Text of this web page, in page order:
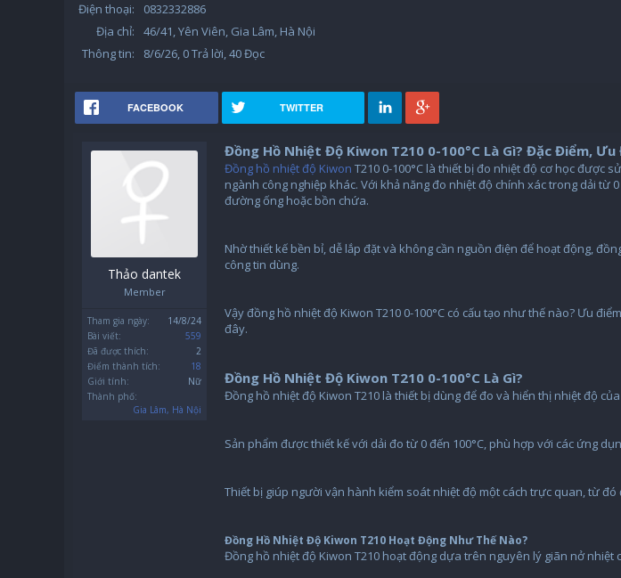
Điện thoại:
0832332886
Địa chỉ:
46/41, Yên Viên, Gia Lâm, Hà Nội
Thông tin:
8/6/26, 0 Trả lời, 40 Đọc
FACEBOOK TWITTER
Thảo dantek
Member
Tham gia ngày:
14/8/24
Bài viết:
559
Đã được thích:
2
Điểm thành tích:
18
Giới tính:
Nữ
Thành phố:
Gia Lâm, Hà Nội
Đồng Hồ Nhiệt Độ Kiwon T210 0-100°C Là Gì? Đặc Điểm,
Đồng hồ nhiệt độ Kiwon T210 0-100°C là thiết bị đo nhiệt độ cơ học được
ngành công nghiệp khác. Với khả năng đo nhiệt độ chính xác trong dải từ
đường ống hoặc bồn chứa.
Nhờ thiết kế bền bỉ, dễ lắp đặt và không cần nguồn điện để hoạt động,
công tin dùng.
Vậy đồng hồ nhiệt độ Kiwon T210 0-100°C có cấu tạo như thế nào? Ưu
đây.
Đồng Hồ Nhiệt Độ Kiwon T210 0-100°C Là Gì?
Đồng hồ nhiệt độ Kiwon T210 là thiết bị dùng để đo và hiển thị nhiệt độ
Sản phẩm được thiết kế với dải đo từ 0 đến 100°C, phù hợp với các ứng
Thiết bị giúp người vận hành kiểm soát nhiệt độ một cách trực quan, từ
Đồng Hồ Nhiệt Độ Kiwon T210 Hoạt Động Như Thế Nào?
Đồng hồ nhiệt độ Kiwon T210 hoạt động dựa trên nguyên lý giãn nở nhiệt